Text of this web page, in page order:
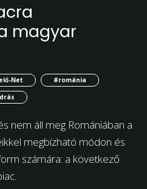
magyar
Net
#románia
nem áll meg Romániában a
megbízható módon és
számára: a következő